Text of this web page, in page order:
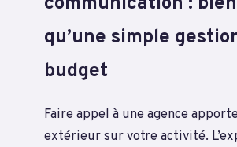
qu’une simple
budget
Faire appel à une agence
extérieur sur votre activité.